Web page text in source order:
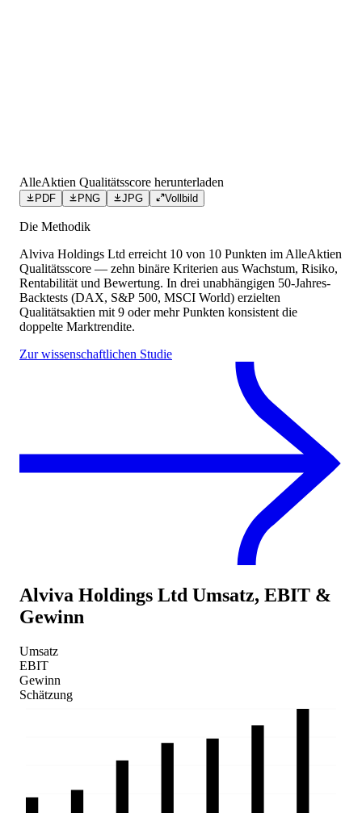
AlleAktien Qualitätsscore herunterladen
PDF PNG JPG Vollbild
Die Methodik
Alviva Holdings Ltd erreicht 10 von 10 Punkten im AlleAktien
Qualitätsscore — zehn binäre Kriterien aus Wachstum, Risiko,
Rentabilität und Bewertung. In drei unabhängigen 50-Jahres-
Backtests (DAX, S&P 500, MSCI World) erzielten
Qualitätsaktien mit 9 oder mehr Punkten konsistent die
doppelte Marktrendite.
Zur wissenschaftlichen Studie
Alviva Holdings Ltd Umsatz, EBIT &
Gewinn
Umsatz
EBIT
Gewinn
Schätzung